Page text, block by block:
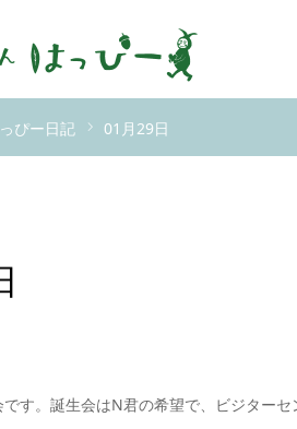
ぴー日記 01月29日
す。誕生会はN君の希望で、ビジター